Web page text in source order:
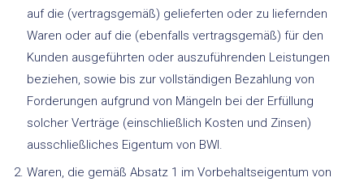
auf die (vertragsgemäß) gelieferten oder zu liefernden
Waren oder auf die (ebenfalls vertragsgemäß) für den
Kunden ausgeführten oder auszuführenden Leistungen
beziehen, sowie bis zur vollständigen Bezahlung von
Forderungen aufgrund von Mängeln bei der Erfüllung
solcher Verträge (einschließlich Kosten und Zinsen)
ausschließliches Eigentum von BWI.
Waren, die gemäß Absatz 1 im Vorbehaltseigentum von